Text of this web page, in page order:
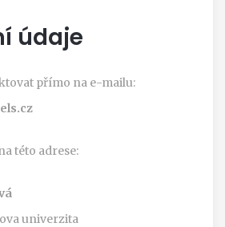
údaje
přímo na e-mailu:
této adrese:
univerzita